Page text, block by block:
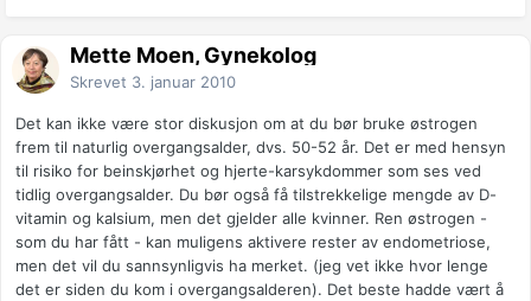
Mette Moen, Gynekolog
Skrevet 3. januar 2010
Det kan ikke være stor diskusjon om at du bør bruke østrogen
frem til naturlig overgangsalder, dvs. 50-52 år. Det er med hensyn
til risiko for beinskjørhet og hjerte-karsykdommer som ses ved
tidlig overgangsalder. Du bør også få tilstrekkelige mengde av D-
vitamin og kalsium, men det gjelder alle kvinner. Ren østrogen -
som du har fått - kan muligens aktivere rester av endometriose,
men det vil du sannsynligvis ha merket. (jeg vet ikke hvor lenge
det er siden du kom i overgangsalderen). Det beste hadde vært å